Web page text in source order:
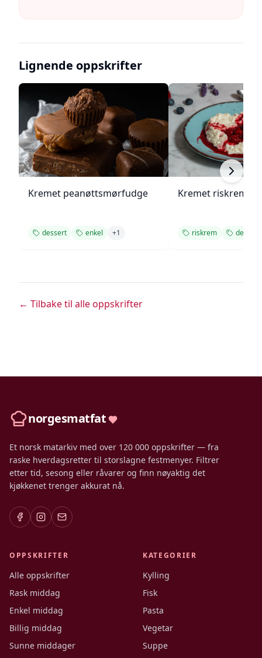
Lignende oppskrifter
Kremet peanøttsmørfudge
dessert enkel +1
Kremet riskrem
riskrem dessert
← Tilbake til alle oppskrifter
norgesmatfat
Et norsk matarkiv med over 120 000 oppskrifter — fra
raske hverdagsretter til storslagne festmenyer. Filtrer
etter tid, sesong eller råvarer og finn nøyaktig det
kjøkkenet trenger akkurat nå.
OPPSKRIFTER
Alle oppskrifter
Rask middag
Enkel middag
Billig middag
Sunne middager
KATEGORIER
Kylling
Fisk
Pasta
Vegetar
Suppe